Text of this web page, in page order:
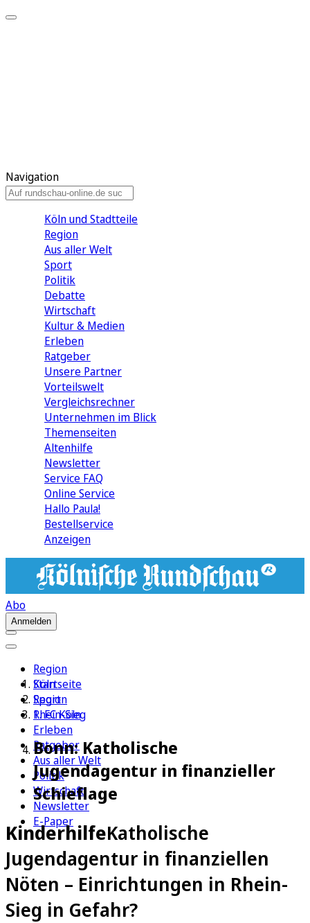
Navigation
Köln und Stadtteile
Region
Aus aller Welt
Sport
Politik
Debatte
Wirtschaft
Kultur & Medien
Erleben
Ratgeber
Unsere Partner
Vorteilswelt
Vergleichsrechner
Unternehmen im Blick
Themenseiten
Altenhilfe
Newsletter
Service FAQ
Online Service
Hallo Paula!
Bestellservice
Anzeigen
Abo
Anmelden
Region
Köln
Sport
1. FC Köln
Erleben
Ratgeber
Aus aller Welt
Politik
Wirtschaft
Newsletter
E-Paper
Startseite
Region
Rhein-Sieg
Bonn: Katholische
Jugendagentur in finanzieller
Schieflage
KinderhilfeKatholische
Jugendagentur in finanziellen
Nöten – Einrichtungen in Rhein-
Sieg in Gefahr?